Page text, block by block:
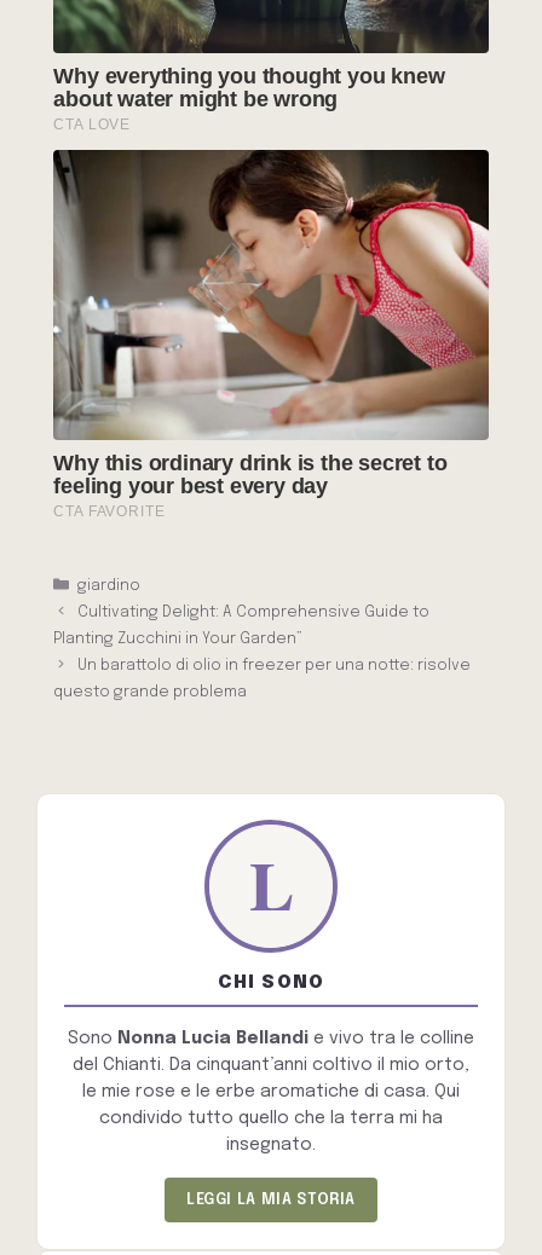
Categorie
giardino
Cultivating Delight: A Comprehensive Guide to
Planting Zucchini in Your Garden”
Un barattolo di olio in freezer per una notte: risolve
questo grande problema
CHI SONO
Sono Nonna Lucia Bellandi e vivo tra le colline
del Chianti. Da cinquant’anni coltivo il mio orto,
le mie rose e le erbe aromatiche di casa. Qui
condivido tutto quello che la terra mi ha
insegnato.
LEGGI LA MIA STORIA